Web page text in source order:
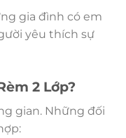
gia đình có em
yêu thích sự
2 Lớp?
gian. Những đối